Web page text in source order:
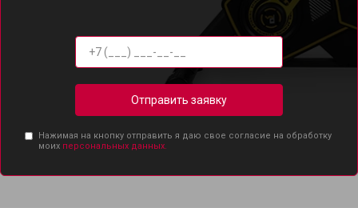
Отправить заявку
Нажимая на кнопку отправить я даю свое согласие на обработку
моих персональных данных.